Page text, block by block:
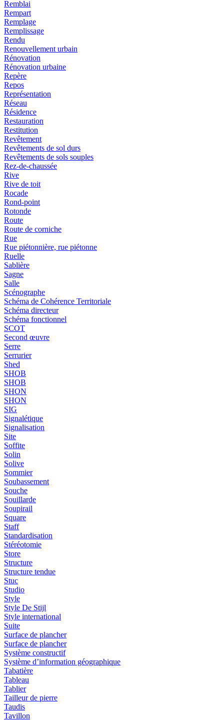
Remblai
Rempart
Remplage
Remplissage
Rendu
Renouvellement urbain
Rénovation
Rénovation urbaine
Repère
Repos
Représentation
Réseau
Résidence
Restauration
Restitution
Revêtement
Revêtements de sol durs
Revêtements de sols souples
Rez-de-chaussée
Rive
Rive de toit
Rocade
Rond-point
Rotonde
Route
Route de corniche
Rue
Rue piétonnière, rue piétonne
Ruelle
Sablière
Sagne
Salle
Scénographe
Schéma de Cohérence Territoriale
Schéma directeur
Schéma fonctionnel
SCOT
Second œuvre
Serre
Serrurier
Shed
SHOB
SHOB
SHON
SHON
SIG
Signalétique
Signalisation
Site
Soffite
Solin
Solive
Sommier
Soubassement
Souche
Souillarde
Soupirail
Square
Staff
Standardisation
Stéréotomie
Store
Structure
Structure tendue
Stuc
Studio
Style
Style De Stijl
Style international
Suite
Surface de plancher
Surface de plancher
Système constructif
Système d’information géographique
Tabatière
Tableau
Tablier
Tailleur de pierre
Taudis
Tavillon